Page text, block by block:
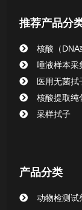
推荐产品分
核酸（DNA
唾液样本采
医用无菌拭
核酸提取纯
采样拭子
产品分类
动物检测试